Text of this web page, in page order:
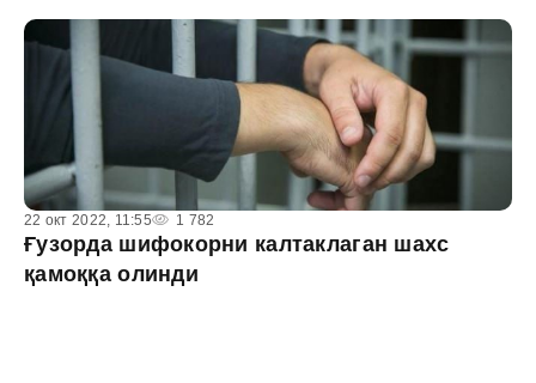
22 окт 2022, 11:55 1 782
Ғузорда шифокорни калтаклаган шахс
қамоққа олинди